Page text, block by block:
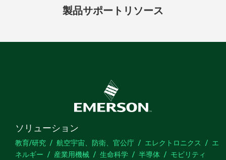
製品サポート リソース
ソリューション
教育/研究 航空宇宙、防衛、官公庁 エレクトロニクス
エ
ネルギー
産業用機械 生命科学 半導体 モビリティ